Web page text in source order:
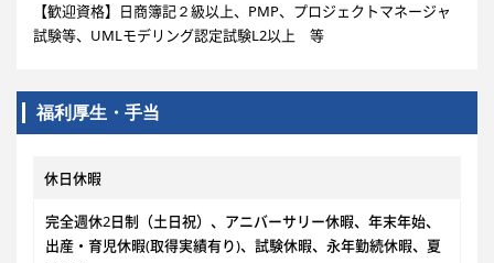
【歓迎資格】日商簿記２級以上、PMP、プロジェクトマネージャ
試験等、UMLモデリング認定試験L2以上 等
福利厚生・手当
休日休暇
完全週休2日制（土日祝）、アニバーサリー休暇、年末年始、
出産・育児休暇(取得実績有り)、試験休暇、永年勤続休暇、夏